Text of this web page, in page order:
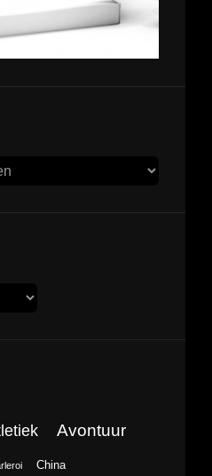
Avontuur
China